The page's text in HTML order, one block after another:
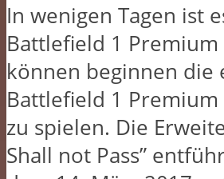
In wenigen Tagen ist
Battlefield 1 Premium
können beginnen die
Battlefield 1
zu spielen. Die
Shall not Pass”